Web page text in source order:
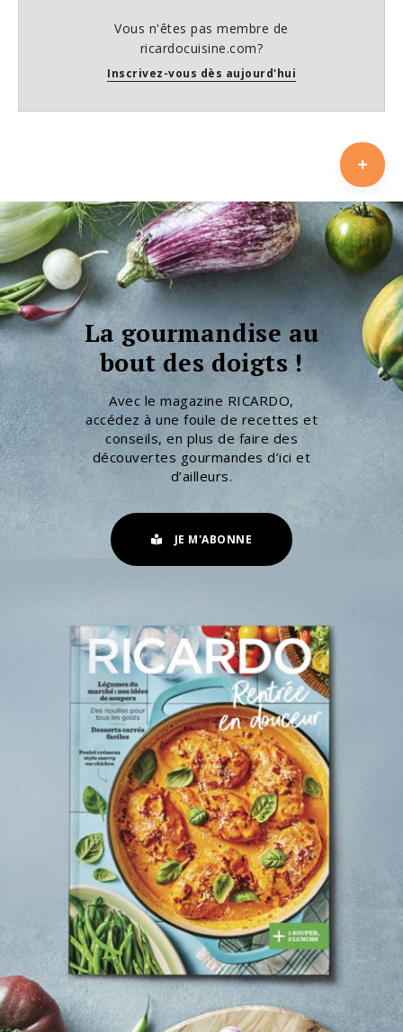
Vous n'êtes pas membre de
ricardocuisine.com?
Inscrivez-vous dès aujourd'hui
La gourmandise au
bout des doigts !
Avec le magazine RICARDO,
accédez à une foule de recettes et
conseils, en plus de faire des
découvertes gourmandes d’ici et
d’ailleurs.
JE M'ABONNE